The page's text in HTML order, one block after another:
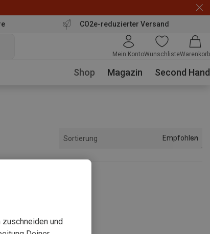
CO2e-reduzierter Versand
Mein KontoWunschlisteWarenkorb
Shop Magazin Second Hand
Sortierung Empfohlen
und